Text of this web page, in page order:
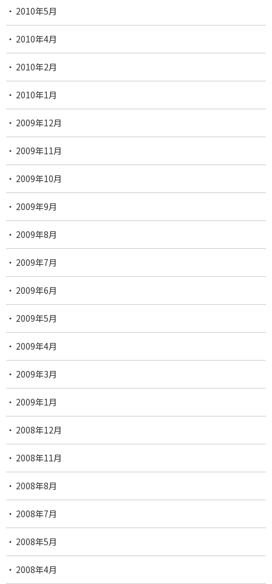
2010年5月
2010年4月
2010年2月
2010年1月
2009年12月
2009年11月
2009年10月
2009年9月
2009年8月
2009年7月
2009年6月
2009年5月
2009年4月
2009年3月
2009年1月
2008年12月
2008年11月
2008年8月
2008年7月
2008年5月
2008年4月